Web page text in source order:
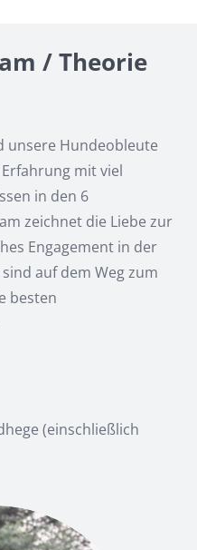
/ Theorie
unsere Hundeobleute
mit viel
in den 6
zeichnet die Liebe zur
Engagement in der
auf dem Weg zum
besten
(einschließlich